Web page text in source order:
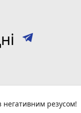
негативним резусом!